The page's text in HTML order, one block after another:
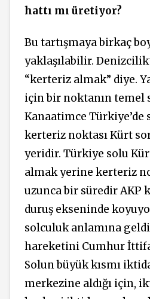
hattı mı üretiyor?
Bu tartışmaya birkaç
yaklaşılabilir.
“kerteriz almak” diye.
için bir noktanın temel
Kanaatimce Türkiye’de
kerteriz noktası Kürt
yeridir. Türkiye solu
almak yerine kerteriz
uzunca bir süredir AKP
duruş ekseninde
solculuk anlamına
hareketini Cumhur
Solun büyük kısmı
merkezine aldığı için,